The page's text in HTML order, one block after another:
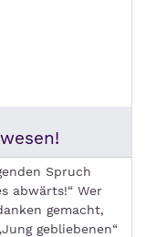
Spruch
abwärts!“ Wer
gemacht,
gebliebenen“